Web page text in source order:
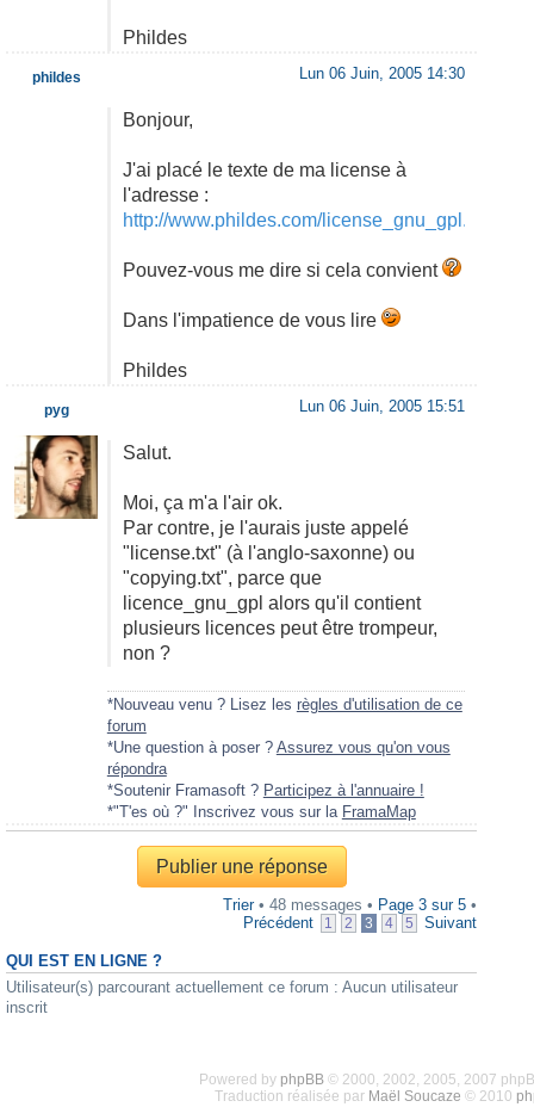
Phildes
Lun 06 Juin, 2005 14:30
Bonjour,
J'ai placé le texte de ma license à
l'adresse :
http://www.phildes.com/license_gnu_gpl.html
Pouvez-vous me dire si cela convient
Dans l'impatience de vous lire
Phildes
phildes
Lun 06 Juin, 2005 15:51
Salut.
Moi, ça m'a l'air ok.
Par contre, je l'aurais juste appelé
"license.txt" (à l'anglo-saxonne) ou
"copying.txt", parce que
licence_gnu_gpl alors qu'il contient
plusieurs licences peut être trompeur,
non ?
*Nouveau venu ? Lisez les règles d'utilisation de ce
forum
*Une question à poser ? Assurez vous qu'on vous
répondra
*Soutenir Framasoft ? Participez à l'annuaire !
*"T'es où ?" Inscrivez vous sur la FramaMap
pyg
Publier une réponse
Trier• 48 messages • Page 3 sur 5 •
Précédent
1 2 3 4 5 Suivant
QUI EST EN LIGNE ?
Utilisateur(s) parcourant actuellement ce forum : Aucun utilisateur
inscrit
Powered by phpBB© 2000, 2002, 2005, 2007
Traduction réalisée par Maël Soucaze © 2010